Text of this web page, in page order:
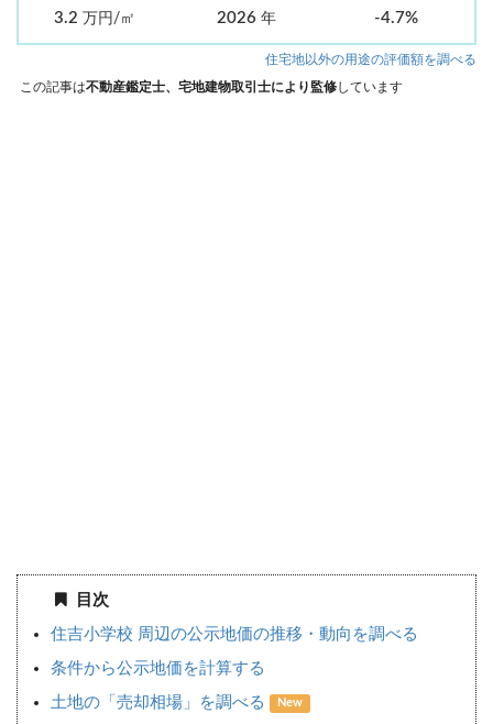
3.2 万円/㎡ 2026 年 -4.7%
住宅地以外の用途の評価額を調べる
この記事は不動産鑑定士、宅地建物取引士により監修しています
目次
住吉小学校 周辺の公示地価の推移・動向を調べる
条件から公示地価を計算する
土地の「売却相場」を調べる New